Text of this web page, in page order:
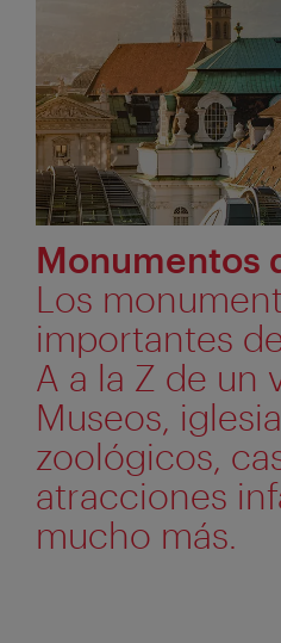
Monumentos
Los
importantes
A a la Z de un
Museos,
zoológicos,
atracciones
mucho más.